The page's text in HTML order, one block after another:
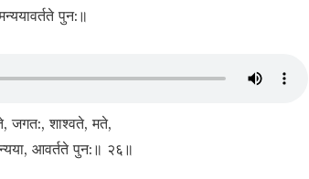
पुन:॥
जगत:, शाश्वते, मते,
आवर्तते पुन:॥ २६॥